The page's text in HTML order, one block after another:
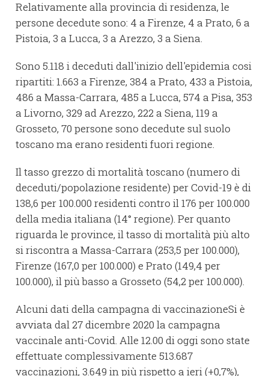
Relativamente alla provincia di residenza, le
persone decedute sono: 4 a Firenze, 4 a Prato, 6 a
Pistoia, 3 a Lucca, 3 a Arezzo, 3 a Siena.
Sono 5.118 i deceduti dall'inizio dell'epidemia cosi
ripartiti: 1.663 a Firenze, 384 a Prato, 433 a Pistoia,
486 a Massa-Carrara, 485 a Lucca, 574 a Pisa, 353
a Livorno, 329 ad Arezzo, 222 a Siena, 119 a
Grosseto, 70 persone sono decedute sul suolo
toscano ma erano residenti fuori regione.
Il tasso grezzo di mortalità toscano (numero di
deceduti/popolazione residente) per Covid-19 è di
138,6 per 100.000 residenti contro il 176 per 100.000
della media italiana (14° regione). Per quanto
riguarda le province, il tasso di mortalità più alto
si riscontra a Massa-Carrara (253,5 per 100.000),
Firenze (167,0 per 100.000) e Prato (149,4 per
100.000), il più basso a Grosseto (54,2 per 100.000).
Alcuni dati della campagna di vaccinazioneSi è
avviata dal 27 dicembre 2020 la campagna
vaccinale anti-Covid. Alle 12.00 di oggi sono state
effettuate complessivamente 513.687
vaccinazioni, 3.649 in più rispetto a ieri (+0,7%),